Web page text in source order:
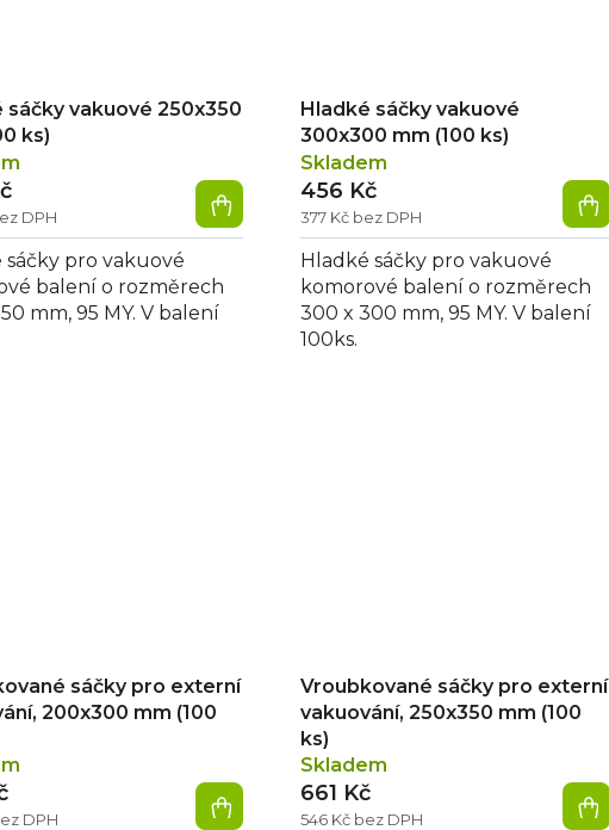
sáčky vakuové 250x350
ks)
DPH
sáčky pro vakuové
balení o rozměrech
mm, 95 MY. V balení
Hladké sáčky vakuové
300x300 mm (100 ks)
Skladem
377 Kč bez DPH
456 Kč
Hladké sáčky pro vakuové
komorové balení o rozměrech
300 x 300 mm, 95 MY. V balení
100ks.
sáčky pro externí
200x300 mm (100
DPH
Vroubkované sáčky pro externí
vakuování, 250x350 mm (100
ks)
Skladem
546 Kč bez DPH
661 Kč